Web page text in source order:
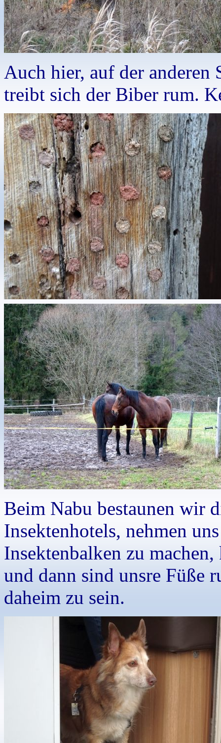
Auch hier, auf der anderen
treibt sich der Biber rum.
Beim Nabu bestaunen wir
Insektenhotels, nehmen
Insektenbalken zu
und dann sind unsre Füße
daheim zu sein.